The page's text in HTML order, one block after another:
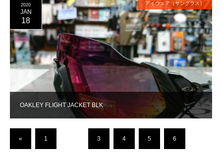
OAKLEY FLIGHT JACKET BLK
2020
JAN
18
アイウェア（サングラス）
« 1 3 4 5 6